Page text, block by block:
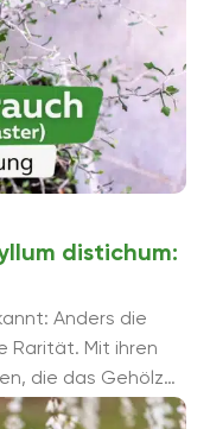
distichum:
Anders die
Rarität. Mit ihren
die das Gehölz